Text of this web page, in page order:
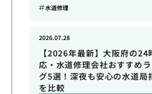
水道修理
【2026年最新】大阪府の24
応・水道修理会社おすすめ
グ5選！深夜も安心の水道局
を比較
2026.07.28